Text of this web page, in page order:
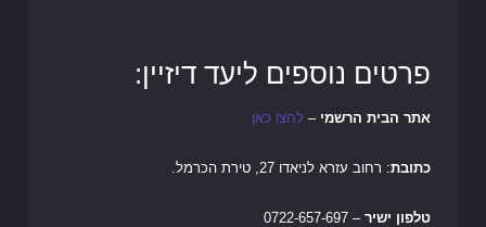
פרטים נוספים ליעד דיזיין:
אתר הבית הרשמי – לחצו כאן
כתובת: רחוב עזרא לניאדו 27, טירת הכרמל.
טלפון ישיר – 0722-657-697